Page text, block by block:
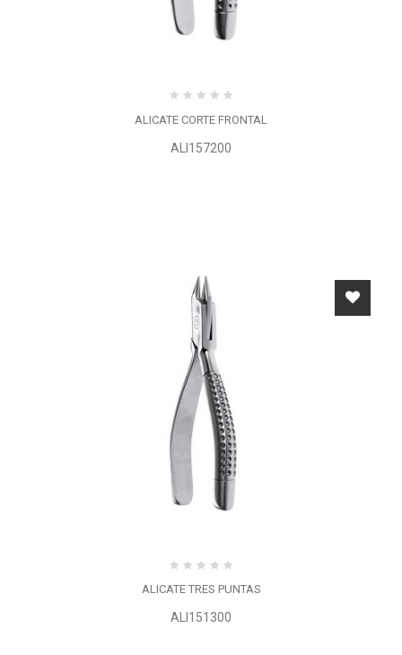
ALICATE CORTE FRONTAL
ALI157200
ALICATE TRES PUNTAS
ALI151300